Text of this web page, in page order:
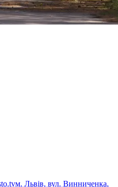
м. Львів, вул. Винниченка,